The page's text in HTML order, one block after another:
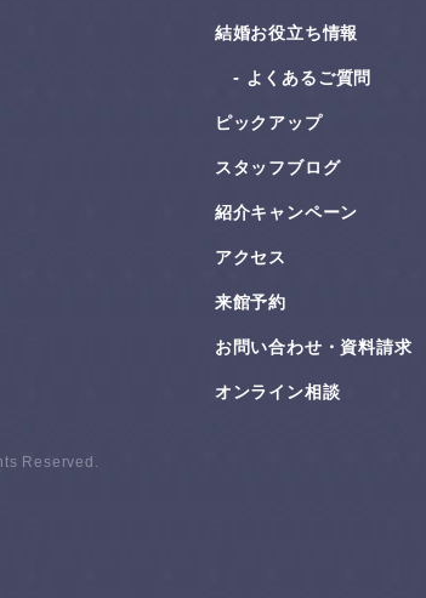
結婚お役⽴ち情報
よくあるご質問
ピックアップ
スタッフブログ
紹介キャンペーン
アクセス
来館予約
お問い合わせ・資料請求
オンライン相談
Reserved.